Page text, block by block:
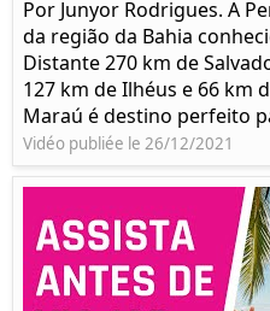
Por Junyor Rodrigues. A
da região da Bahia
Distante 270 km de
127 km de Ilhéus e 66 km
Maraú é destino perfeito
Vidéo publiée le 26/12/2021